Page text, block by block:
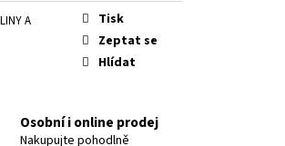
A
Tisk
Zeptat se
Hlídat
Osobní i online prodej
Nakupujte pohodlně